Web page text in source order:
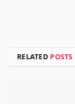
RELATED POSTS